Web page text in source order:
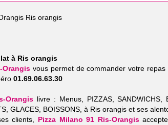
Ris orangis
à Ris orangis
Orangis vous permet de commander votre
01.69.06.63.30
Orangis livre : Menus, PIZZAS, SANDWICHS,
GLACES, BOISSONS, à Ris orangis et ses
clients, Pizza Milano 91 Ris-Orangis